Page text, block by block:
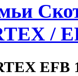
/
ЕFB